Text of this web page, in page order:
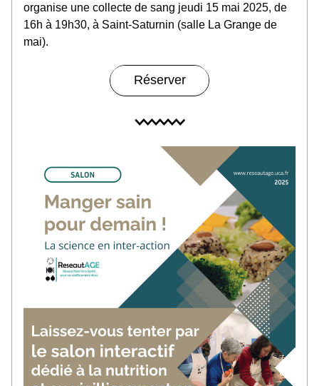
organise une collecte de sang jeudi 15 mai 2025, de
16h à 19h30, à Saint-Saturnin (salle La Grange de
mai).
Réserver